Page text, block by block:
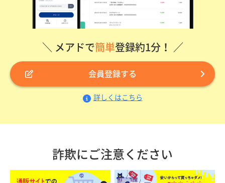
＼ メアドで簡単登録約1分！ ／
会員登録する
詳しくはこちら
詐欺にご注意ください